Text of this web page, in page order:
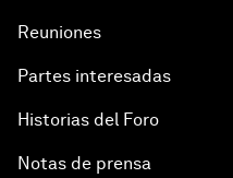
Reuniones
Partes interesadas
Historias del Foro
Notas de prensa